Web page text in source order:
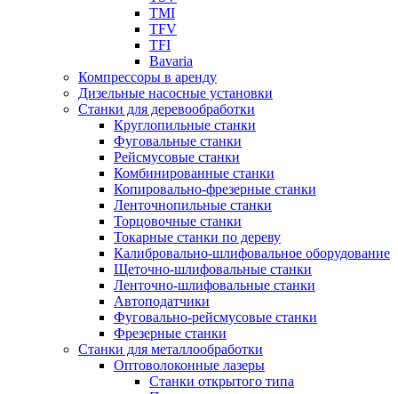
TMI
TFV
TFI
Bavaria
Компрессоры в аренду
Дизельные насосные установки
Станки для деревообработки
Круглопильные станки
Фуговальные станки
Рейсмусовые станки
Комбинированные станки
Копировально-фрезерные станки
Ленточнопильные станки
Торцовочные станки
Токарные станки по дереву
Калибровально-шлифовальное оборудование
Щеточно-шлифовальные станки
Ленточно-шлифовальные станки
Автоподатчики
Фуговально-рейсмусовые станки
Фрезерные станки
Станки для металлообработки
Оптоволоконные лазеры
Станки открытого типа